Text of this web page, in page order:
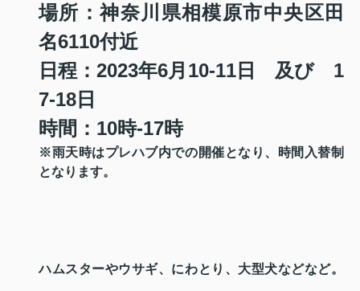
場所：神奈川県相模原市中央区田
名6110付近
日程：2023年6月10-11日 及び 1
7-18日
時間：10時-17時
※雨天時はプレハブ内での開催となり、時間入替制
となります。
ハムスターやウサギ、にわとり、大型犬などなど。